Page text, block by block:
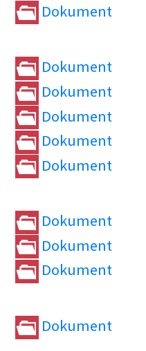
Dokument
Dokument
Dokument
Dokument
Dokument
Dokument
Dokument
Dokument
Dokument
Dokument